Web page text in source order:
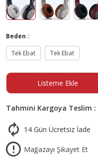
Beden :
Tek Ebat
Tek Ebat
Listeme Ekle
Tahmini Kargoya Teslim :
14 Gün Ücretsiz İade
Mağazayı Şikayet Et